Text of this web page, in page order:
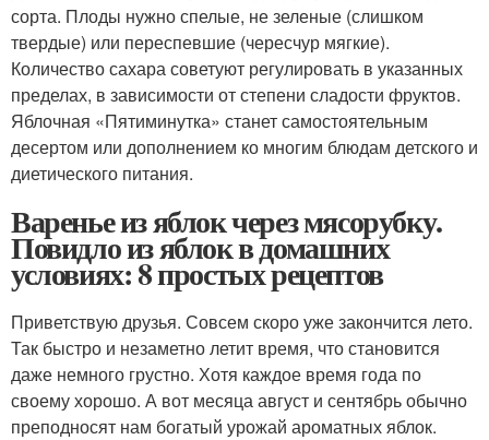
сорта. Плоды нужно спелые, не зеленые (слишком
твердые) или переспевшие (чересчур мягкие).
Количество сахара советуют регулировать в указанных
пределах, в зависимости от степени сладости фруктов.
Яблочная «Пятиминутка» станет самостоятельным
десертом или дополнением ко многим блюдам детского и
диетического питания.
Варенье из яблок через мясорубку.
Повидло из яблок в домашних
условиях: 8 простых рецептов
Приветствую друзья. Совсем скоро уже закончится лето.
Так быстро и незаметно летит время, что становится
даже немного грустно. Хотя каждое время года по
своему хорошо. А вот месяца август и сентябрь обычно
преподносят нам богатый урожай ароматных яблок.